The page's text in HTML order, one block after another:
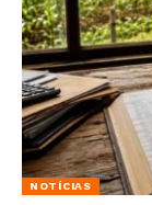
NOTÍCIAS